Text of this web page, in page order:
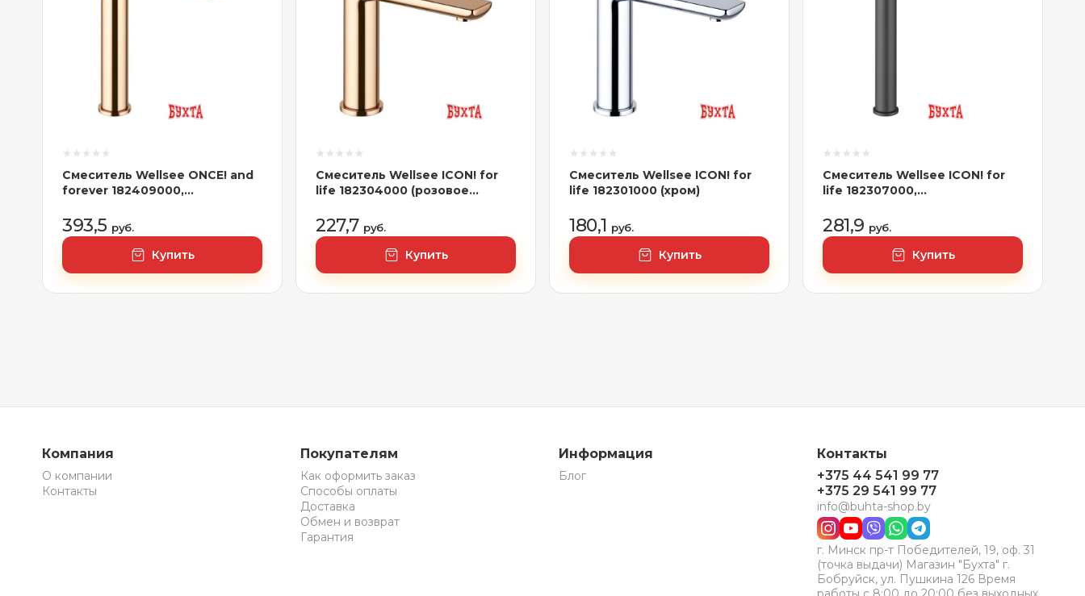
Смеситель Wellsee ONCE! and
forever 182409000,
золото)
393,5 руб.
Купить
Смеситель Wellsee ICON! for
life 182304000 (розовое
227,7 руб.
Купить
Смеситель Wellsee ICON! for
life 182301000 (хром)
180,1 руб.
Купить
Смеситель Wellsee ICON! for
life 182307000,
черный)
281,9 руб.
Купить
Компания
О компании
Контакты
Покупателям
Как оформить заказ
Способы оплаты
Доставка
Обмен и возврат
Гарантия
Информация
Блог
Контакты
+375 44 541 99 77
+375 29 541 99 77
info@buhta-shop.by
г. Минск пр-т Победителей, 19, оф. 31
(точка выдачи) Магазин "Бухта" г.
Бобруйск, ул. Пушкина 126 Время